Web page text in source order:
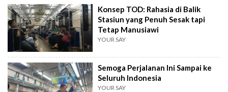
Konsep TOD: Rahasia di Balik
Stasiun yang Penuh Sesak tapi
Tetap Manusiawi
YOUR SAY
Semoga Perjalanan Ini Sampai ke
Seluruh Indonesia
YOUR SAY